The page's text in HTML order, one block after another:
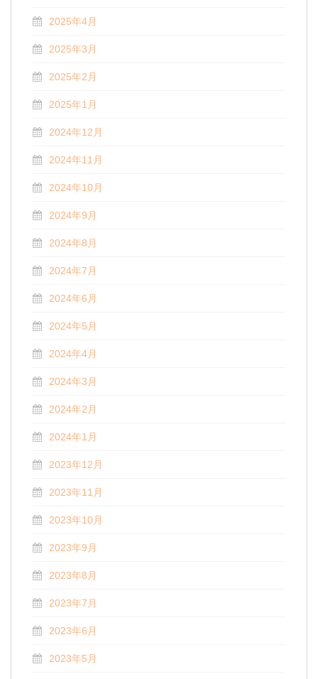
2025年4月
2025年3月
2025年2月
2025年1月
2024年12月
2024年11月
2024年10月
2024年9月
2024年8月
2024年7月
2024年6月
2024年5月
2024年4月
2024年3月
2024年2月
2024年1月
2023年12月
2023年11月
2023年10月
2023年9月
2023年8月
2023年7月
2023年6月
2023年5月